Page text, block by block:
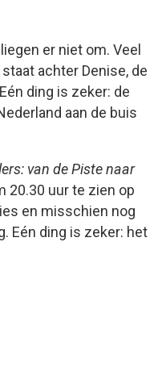
er niet om. Veel
achter Denise, de
ding is zeker: de
aan de buis
van de Piste naar
20.30 uur te zien op
en misschien nog
Eén ding is zeker: het